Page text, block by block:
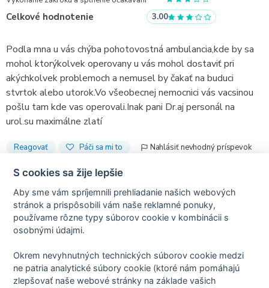
Celkové hodnotenie 3.00
Podla mna u vás chýba pohotovostná ambulancia,kde by sa
mohol ktorýkolvek operovany u vás mohol dostaviť pri
akýchkolvek problemoch a nemusel by čakať na buduci
stvrtok alebo utorok.Vo všeobecnej nemocnici vás vacsinou
pošlu tam kde vas operovali.Inak pani Dr.aj personál na
urol.su maximálne zlatí
Reagovať Páči sa mi to Nahlásiť nevhodný príspevok
Recenzie sú iba od skutočných pacientov.
Predchádzajúca recenzia Ďalšia recenzia
S cookies sa žije lepšie
Aby sme vám spríjemnili prehliadanie našich webových
stránok a prispôsobili vám naše reklamné ponuky,
používame rôzne typy súborov cookie v kombinácii s
osobnými údajmi.
Okrem nevyhnutných technických súborov cookie medzi
ne patria analytické súbory cookie (ktoré nám pomáhajú
zlepšovať naše webové stránky na základe vašich